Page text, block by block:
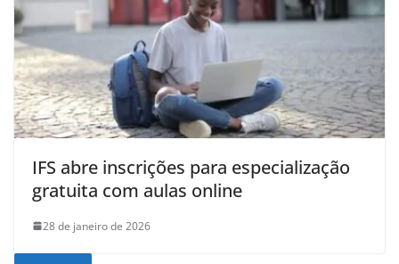
IFS abre inscrições para especialização
gratuita com aulas online
28 de janeiro de 2026